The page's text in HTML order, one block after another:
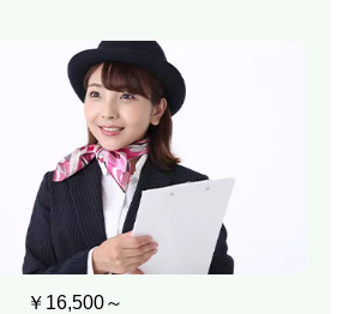
￥16,500～